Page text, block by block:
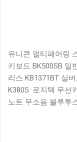
유니콘 멀티페어링
키보드 BK500SB 일
리스 KB1371BT 실
K380S. 로지텍 무선
노트 무소음 블루투